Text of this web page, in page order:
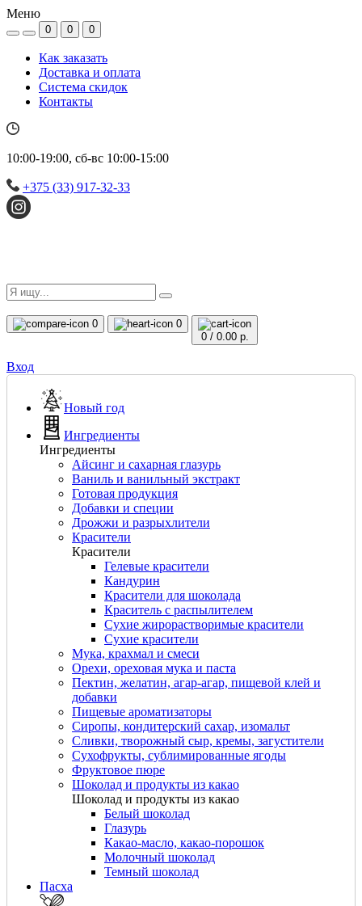
Меню
0 0 0
Как заказать
Доставка и оплата
Система скидок
Контакты
10:00-19:00, сб-вс 10:00-15:00
+375 (33) 917-32-33
0
0
0/ 0.00 р.
Вход
Новый год
Ингредиенты
Ингредиенты
Айсинг и сахарная глазурь
Ваниль и ванильный экстракт
Готовая продукция
Добавки и специи
Дрожжи и разрыхлители
Красители
Красители
Гелевые красители
Кандурин
Красители для шоколада
Краситель с распылителем
Сухие жирорастворимые красители
Сухие красители
Мука, крахмал и смеси
Орехи, ореховая мука и паста
Пектин, желатин, агар-агар, пищевой клей и
добавки
Пищевые ароматизаторы
Сиропы, кондитерский сахар, изомальт
Сливки, творожный сыр, кремы, загустители
Сухофрукты, сублимированные ягоды
Фруктовое пюре
Шоколад и продукты из какао
Шоколад и продукты из какао
Белый шоколад
Глазурь
Какао-масло, какао-порошок
Молочный шоколад
Темный шоколад
Пасха